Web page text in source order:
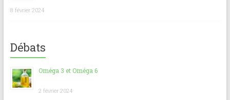
8 février 2024
Débats
Oméga 3 et Oméga 6
2 février 2024